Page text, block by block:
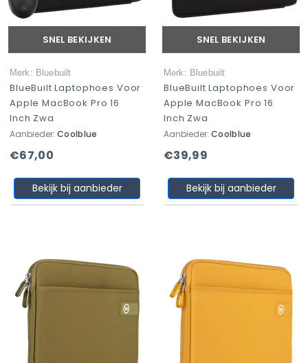
SNEL BEKIJKEN
Merk: Bluebuilt
BlueBuilt Laptophoes Voor
Apple MacBook Pro 16
Inch Zwa
Aanbieder: Coolblue
€67,00
Bekijk bij aanbieder
SNEL BEKIJKEN
Merk: Bluebuilt
BlueBuilt Laptophoes Voor
Apple MacBook Pro 16
Inch Zwa
Aanbieder: Coolblue
€39,99
Bekijk bij aanbieder